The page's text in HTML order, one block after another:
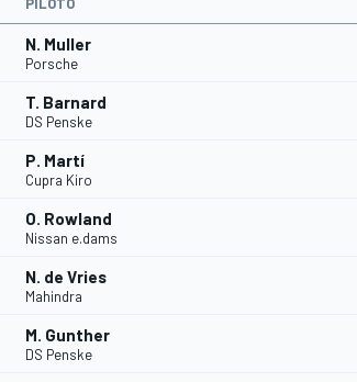
N. Muller
Porsche
T. Barnard
DS Penske
P. Martí
Cupra Kiro
O. Rowland
Nissan e.dams
N. de Vries
Mahindra
M. Gunther
DS Penske